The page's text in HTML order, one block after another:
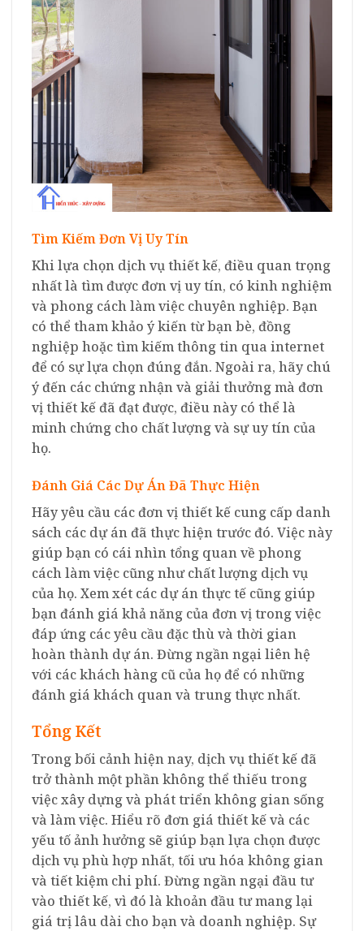
Tìm Kiếm Đơn Vị Uy Tín
Khi lựa chọn dịch vụ thiết kế, điều quan trọng
nhất là tìm được đơn vị uy tín, có kinh nghiệm
và phong cách làm việc chuyên nghiệp. Bạn
có thể tham khảo ý kiến từ bạn bè, đồng
nghiệp hoặc tìm kiếm thông tin qua internet
để có sự lựa chọn đúng đắn. Ngoài ra, hãy chú
ý đến các chứng nhận và giải thưởng mà đơn
vị thiết kế đã đạt được, điều này có thể là
minh chứng cho chất lượng và sự uy tín của
họ.
Đánh Giá Các Dự Án Đã Thực Hiện
Hãy yêu cầu các đơn vị thiết kế cung cấp danh
sách các dự án đã thực hiện trước đó. Việc này
giúp bạn có cái nhìn tổng quan về phong
cách làm việc cũng như chất lượng dịch vụ
của họ. Xem xét các dự án thực tế cũng giúp
bạn đánh giá khả năng của đơn vị trong việc
đáp ứng các yêu cầu đặc thù và thời gian
hoàn thành dự án. Đừng ngần ngại liên hệ
với các khách hàng cũ của họ để có những
đánh giá khách quan và trung thực nhất.
Tổng Kết
Trong bối cảnh hiện nay, dịch vụ thiết kế đã
trở thành một phần không thể thiếu trong
việc xây dựng và phát triển không gian sống
và làm việc. Hiểu rõ đơn giá thiết kế và các
yếu tố ảnh hưởng sẽ giúp bạn lựa chọn được
dịch vụ phù hợp nhất, tối ưu hóa không gian
và tiết kiệm chi phí. Đừng ngần ngại đầu tư
vào thiết kế, vì đó là khoản đầu tư mang lại
giá trị lâu dài cho bạn và doanh nghiệp. Sự